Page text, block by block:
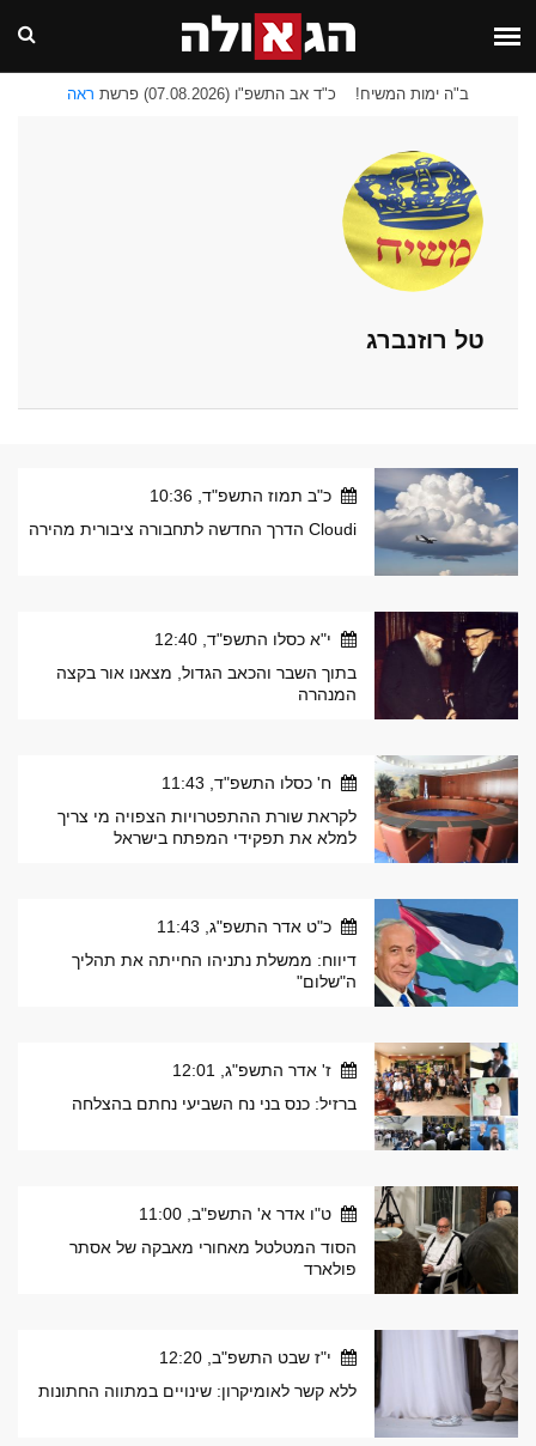
ב"ה ימות המשיח! כ"ד אב התשפ"ו (07.08.2026) פרשת ראה
טל רוזנברג
כ"ב תמוז התשפ"ד, 10:36
Cloudi הדרך החדשה לתחבורה ציבורית מהירה
י"א כסלו התשפ"ד, 12:40
בתוך השבר והכאב הגדול, מצאנו אור בקצה
המנהרה
ח' כסלו התשפ"ד, 11:43
לקראת שורת ההתפטרויות הצפויה מי צריך
למלא את תפקידי המפתח בישראל
כ"ט אדר התשפ"ג, 11:43
דיווח: ממשלת נתניהו החייתה את תהליך
ה"שלום"
ז' אדר התשפ"ג, 12:01
ברזיל: כנס בני נח השביעי נחתם בהצלחה
ט"ו אדר א' התשפ"ב, 11:00
הסוד המטלטל מאחורי מאבקה של אסתר
פולארד
י"ז שבט התשפ"ב, 12:20
ללא קשר לאומיקרון: שינויים במתווה החתונות